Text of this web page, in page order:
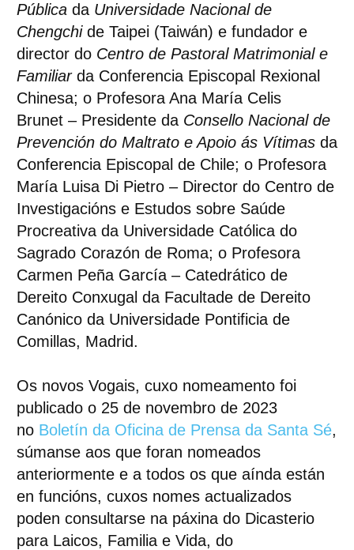
Públicada Universidade Nacional de
Chengchide Taipei (Taiwán) e fundador e
director do Centro de Pastoral Matrimonial e
Familiarda Conferencia Episcopal Rexional
Chinesa; o Profesora Ana María Celis
Brunet– Presidente da Consello Nacional de
Prevención do Maltrato e Apoio ás Vítimasda
Conferencia Episcopal de Chile; o Profesora
María Luisa Di Pietro– Director do Centro de
Investigacións e Estudos sobre Saúde
Procreativa da Universidade Católica do
Sagrado Corazón de Roma; o Profesora
Carmen Peña García– Catedrático de
Dereito Conxugal da Facultade de Dereito
Canónico da Universidade Pontificia de
Comillas, Madrid.
Os novos Vogais, cuxo nomeamento foi
publicado o 25 de novembro de 2023
no Boletín da Oficina de Prensa da Santa Sé,
súmanse aos que foran nomeados
anteriormente e a todos os que aínda están
en funcións, cuxos nomes actualizados
poden consultarse na páxina do Dicasterio
para Laicos, Familia e Vida, do